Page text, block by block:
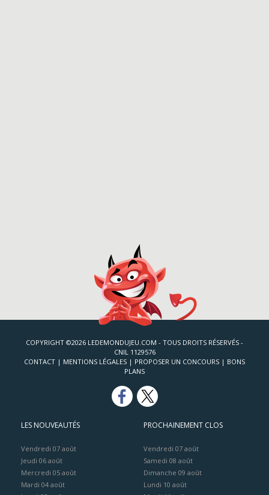
COPYRIGHT ©2026 LEDEMONDUJEU.COM - TOUS DROITS RÉSERVÉS -
CNIL 1129576
CONTACT | MENTIONS LÉGALES | PROPOSER UN CONCOURS | BONS
PLANS
LES NOUVEAUTÉS
Vendredi 07 août
Jeudi 06 août
Mercredi 05 août
Mardi 04 août
PROCHAINEMENT CLOS
Vendredi 07 août
Samedi 08 août
Dimanche 09 août
Lundi 10 août